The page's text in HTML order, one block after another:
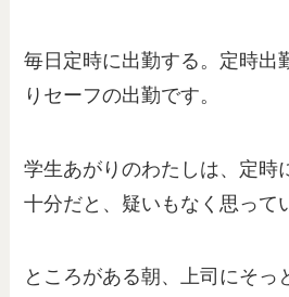
毎日定時に出勤する。定時出
りセーフの出勤です。
学生あがりのわたしは、定時
十分だと、疑いもなく思って
ところがある朝、上司にそっ